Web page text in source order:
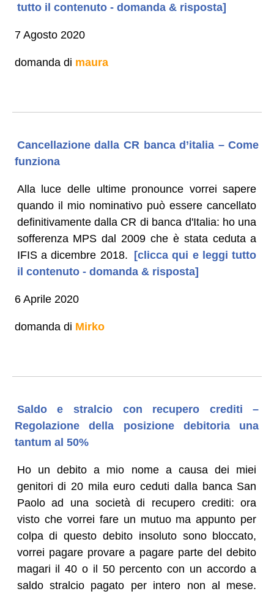
tutto il contenuto - domanda & risposta]
7 Agosto 2020
domanda di maura
Cancellazione dalla CR banca d’italia – Come
funziona
Alla luce delle ultime pronounce vorrei sapere
quando il mio nominativo può essere cancellato
definitivamente dalla CR di banca d'Italia: ho una
sofferenza MPS dal 2009 che è stata ceduta a
IFIS a dicembre 2018. [clicca qui e leggi tutto
il contenuto - domanda & risposta]
6 Aprile 2020
domanda di Mirko
Saldo e stralcio con recupero crediti –
Regolazione della posizione debitoria una
tantum al 50%
Ho un debito a mio nome a causa dei miei
genitori di 20 mila euro ceduti dalla banca San
Paolo ad una società di recupero crediti: ora
visto che vorrei fare un mutuo ma appunto per
colpa di questo debito insoluto sono bloccato,
vorrei pagare provare a pagare parte del debito
magari il 40 o il 50 percento con un accordo a
saldo stralcio pagato per intero non al mese.